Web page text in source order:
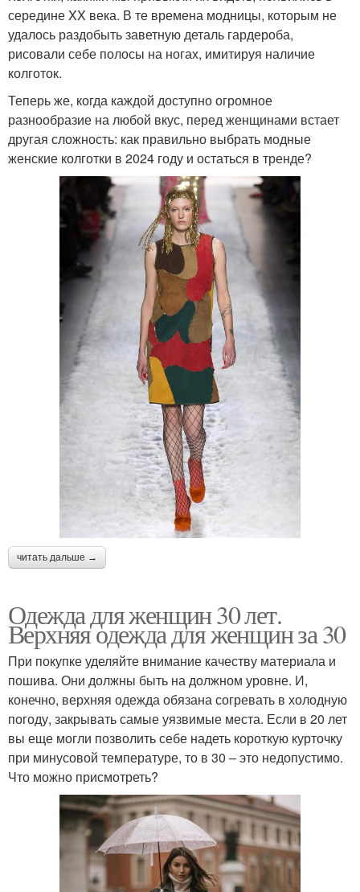
середине XX века. В те времена модницы, которым не
удалось раздобыть заветную деталь гардероба,
рисовали себе полосы на ногах, имитируя наличие
колготок.
Теперь же, когда каждой доступно огромное
разнообразие на любой вкус, перед женщинами встает
другая сложность: как правильно выбрать модные
женские колготки в 2024 году и остаться в тренде?
читать дальше →
Одежда для женщин 30 лет.
Верхняя одежда для женщин за 30
При покупке уделяйте внимание качеству материала и
пошива. Они должны быть на должном уровне. И,
конечно, верхняя одежда обязана согревать в холодную
погоду, закрывать самые уязвимые места. Если в 20 лет
вы еще могли позволить себе надеть короткую курточку
при минусовой температуре, то в 30 – это недопустимо.
Что можно присмотреть?